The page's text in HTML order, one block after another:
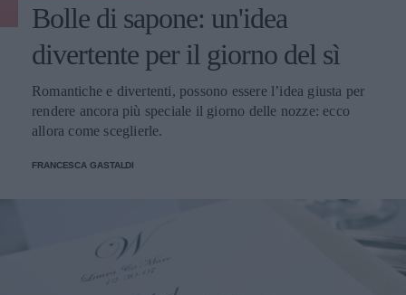
Bolle di sapone: un'idea
divertente per il giorno del sì
Romantiche e divertenti, possono essere l’idea giusta per
rendere ancora più speciale il giorno delle nozze: ecco
allora come sceglierle.
FRANCESCA GASTALDI